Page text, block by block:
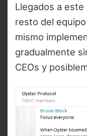
Llegados a
resto del
mismo
gradualmente
CEOs y